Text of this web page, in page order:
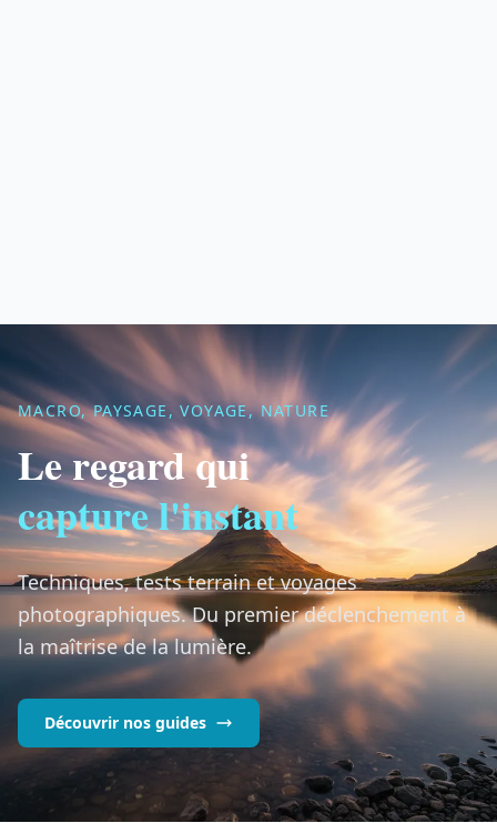
MACRO, PAYSAGE, VOYAGE, NATURE
Le regard qui
capture l'instant
Techniques, tests terrain et voyages
photographiques. Du premier déclenchement à
la maîtrise de la lumière.
Découvrir nos guides